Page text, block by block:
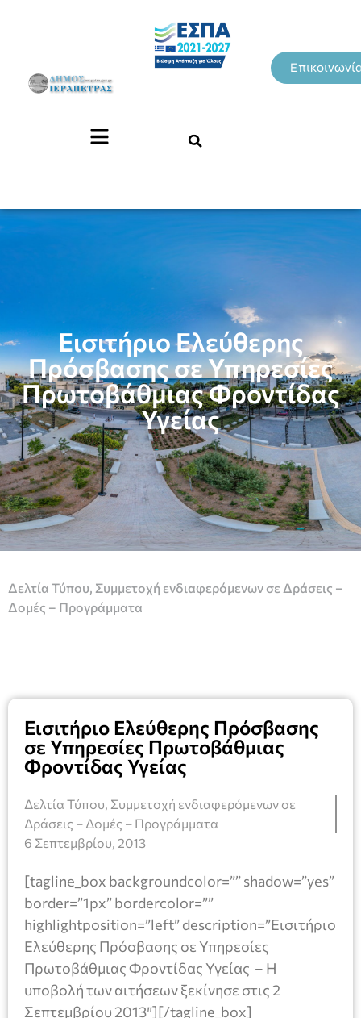
Εισιτήριο Ελεύθερης
Πρόσβασης σε Υπηρεσίες
Πρωτοβάθμιας Φροντίδας
Υγείας
Δελτία Τύπου Συμμετοχή ενδιαφερόμενων σε Δράσεις –
Δομές – Προγράμματα
Εισιτήριο Ελεύθερης Πρόσβασης
σε Υπηρεσίες Πρωτοβάθμιας
Φροντίδας Υγείας
Δελτία Τύπου Συμμετοχή ενδιαφερόμενων σε
Δράσεις – Δομές – Προγράμματα
6 Σεπτεμβρίου, 2013
[tagline_box backgroundcolor=”” shadow=”yes”
border=”1px” bordercolor=””
highlightposition=”left” description=”Εισιτήριο
Ελεύθερης Πρόσβασης σε Υπηρεσίες
Πρωτοβάθμιας Φροντίδας Υγείας – Η
υποβολή των αιτήσεων ξεκίνησε στις 2
Σεπτεμβρίου 2013″][/tagline_box]